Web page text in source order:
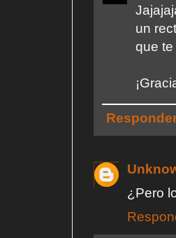
un
que
¿Pero